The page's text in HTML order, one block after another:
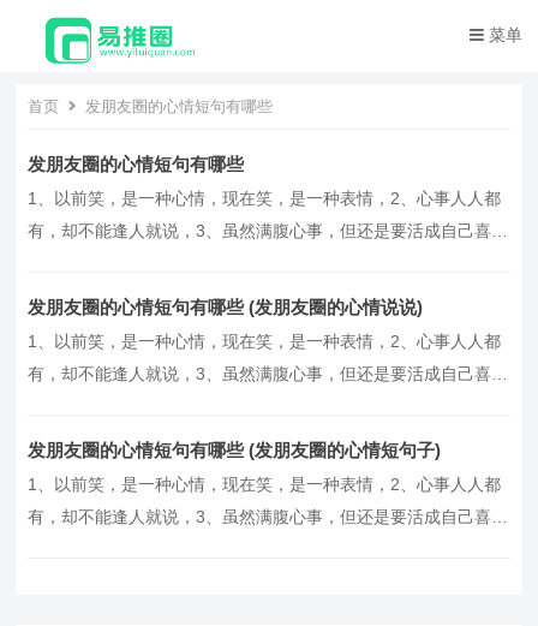
菜单
首页 发朋友圈的心情短句有哪些
发朋友圈的心情短句有哪些
1、以前笑，是一种心情，现在笑，是一种表情，2、心事人人都
有，却不能逢人就说，3、虽然满腹心事，但还是要活成自己喜欢
荡，万事尽可期待，6、遇见都是天意，拥有的都是幸运，7、人
发朋友圈的心情短句有哪些 (发朋友圈的心情说说)
1、以前笑，是一种心情，现在笑，是一种表情，2、心事人人都
有，却不能逢人就说，3、虽然满腹心事，但还是要活成自己喜欢
荡，万事尽可期待，6、遇见都是天意，拥有的都是幸运，7、人
发朋友圈的心情短句有哪些 (发朋友圈的心情短句子)
1、以前笑，是一种心情，现在笑，是一种表情，2、心事人人都
有，却不能逢人就说，3、虽然满腹心事，但还是要活成自己喜欢